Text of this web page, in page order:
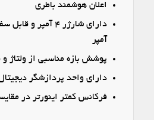
اعلان هوشمند باطری
آمپر
پوشش بازه مناسبی از ولتاژ
دارای واحد پردازشگر
فرکانس کمتر اینورتر در